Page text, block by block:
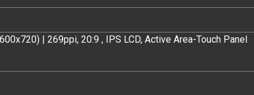
| 269ppi, 20:9 , IPS LCD, Active Area-Touch Panel